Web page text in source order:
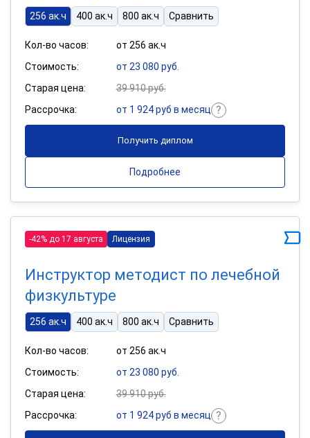
256 ак.ч 400 ак.ч 800 ак.ч Сравнить
Кол-во часов:
от 256 ак.ч
Стоимость:
от 23 080 руб.
Старая цена:
39 910 руб.
Рассрочка:
от 1 924 руб в месяц
Получить диплом
Подробнее
-42% до 17 августа Лицензия
Инструктор методист по лечебной
физкультуре
256 ак.ч 400 ак.ч 800 ак.ч Сравнить
Кол-во часов:
от 256 ак.ч
Стоимость:
от 23 080 руб.
Старая цена:
39 910 руб.
Рассрочка:
от 1 924 руб в месяц